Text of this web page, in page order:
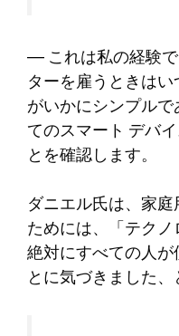
— これは私の経験
ターを雇うときはい
がいかにシンプル
てのスマート デバ
とを確認します。
ダニエル氏は、家
ためには、「テクノ
絶対にすべての人
とに気づきました、